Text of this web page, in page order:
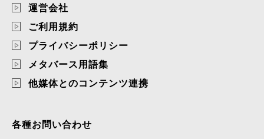
運営会社
ご利用規約
プライバシーポリシー
メタバース用語集
他媒体とのコンテンツ連携
各種お問い合わせ